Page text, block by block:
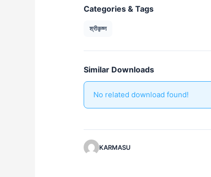
Categories & Tags
श्रीकृष्ण
Similar Downloads
No related download found!
KARMASU